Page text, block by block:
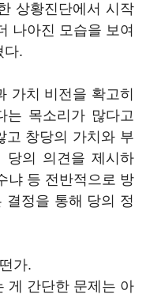
상황진단에서 시작
나아진 모습을 보여
다.
가치 비전을 확고히
는 목소리가 많다고
고 창당의 가치와 부
당의 의견을 제시하
냐 등 전반적으로 방
결정을 통해 당의 정
가.
게 간단한 문제는 아